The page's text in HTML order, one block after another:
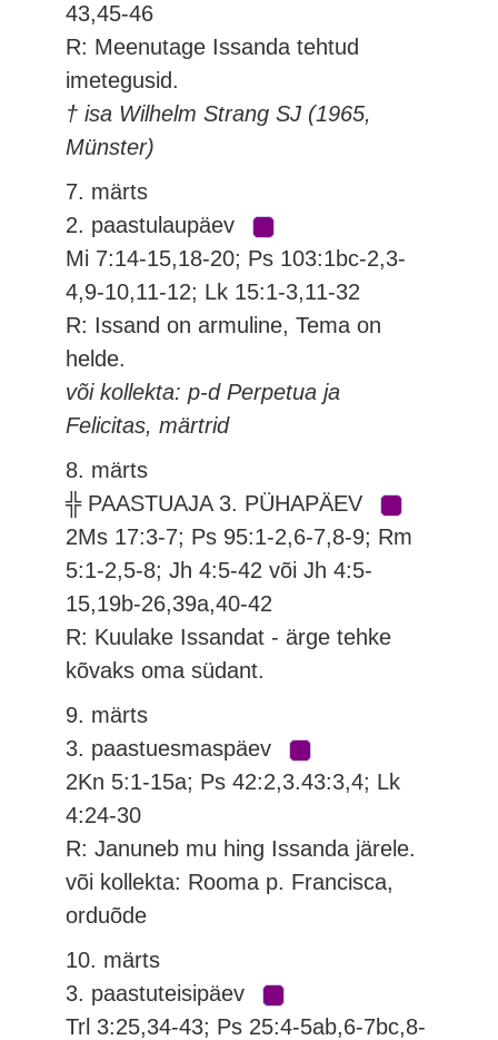
43,45-46
R: Meenutage Issanda tehtud
imetegusid.
† isa Wilhelm Strang SJ (1965,
Münster)
7. märts
2. paastulaupäev
Mi 7:14-15,18-20; Ps 103:1bc-2,3-
4,9-10,11-12; Lk 15:1-3,11-32
R: Issand on armuline, Tema on
helde.
või kollekta: p-d Perpetua ja
Felicitas, märtrid
8. märts
╬ PAASTUAJA 3. PÜHAPÄEV
2Ms 17:3-7; Ps 95:1-2,6-7,8-9; Rm
5:1-2,5-8; Jh 4:5-42 või Jh 4:5-
15,19b-26,39a,40-42
R: Kuulake Issandat - ärge tehke
kõvaks oma südant.
9. märts
3. paastuesmaspäev
2Kn 5:1-15a; Ps 42:2,3.43:3,4; Lk
4:24-30
R: Januneb mu hing Issanda järele.
või kollekta: Rooma p. Francisca,
orduõde
10. märts
3. paastuteisipäev
Trl 3:25,34-43; Ps 25:4-5ab,6-7bc,8-